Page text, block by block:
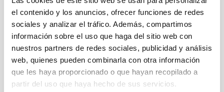
el contenido y los anuncios, ofrecer funciones de redes
sociales y analizar el tráfico. Además, compartimos
información sobre el uso que haga del sitio web con
nuestros partners de redes sociales, publicidad y análisis
web, quienes pueden combinarla con otra información
que les haya proporcionado o que hayan recopilado a
partir del uso que haya hecho de sus servicios.